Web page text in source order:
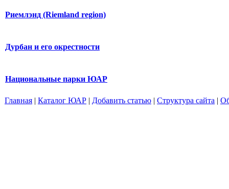
Риемлэнд (Riemland region)
Дурбан и его окрестности
Национальные парки ЮАР
Главная | Каталог ЮАР | Добавить статью | Структура сайта |